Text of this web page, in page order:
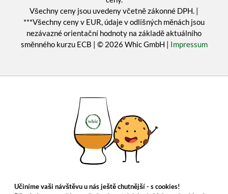
Všechny ceny jsou uvedeny včetně zákonné DPH. |
***Všechny ceny v EUR, údaje v odlišných měnách jsou
nezávazné orientační hodnoty na základě aktuálního
směnného kurzu ECB | © 2026 Whic GmbH | Impressum
Učiníme vaši návštěvu u nás ještě chutnější - s cookies!